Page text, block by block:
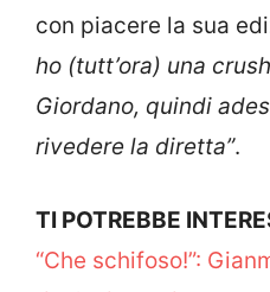
con piacere la sua
ho (tutt’ora) una
Giordano, quindi
rivedere la diretta”.
TI POTREBBE
“Che schifoso!”: